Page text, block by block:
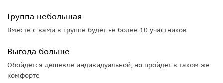
Группа небольшая
Вместе с вами в группе будет не более 10 участников
Выгода больше
Обойдется дешевле индивидуальной, но пройдет в таком же
комфорте